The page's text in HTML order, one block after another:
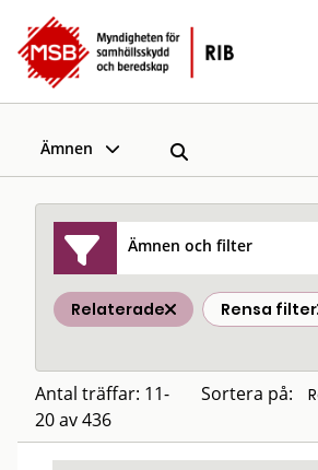
Ämnen
Ämnen och filter
Relaterade Rensa filter
Antal träffar: 11-
20 av 436
Sortera på: